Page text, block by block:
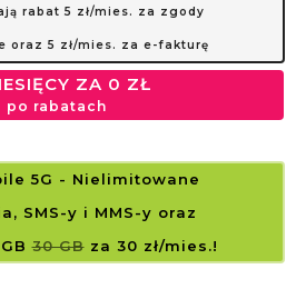
rabat 5 zł/mies. za zgody
oraz 5 zł/mies. za e-fakturę
ZA 0 ZŁ
po rabatach
5G - Nielimitowane
SMS-y i MMS-y oraz
30 GBza 30 zł/mies.!